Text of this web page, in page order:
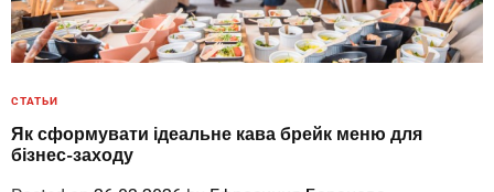
СТАТЬИ
Як сформувати ідеальне кава брейк меню для
бізнес-заходу